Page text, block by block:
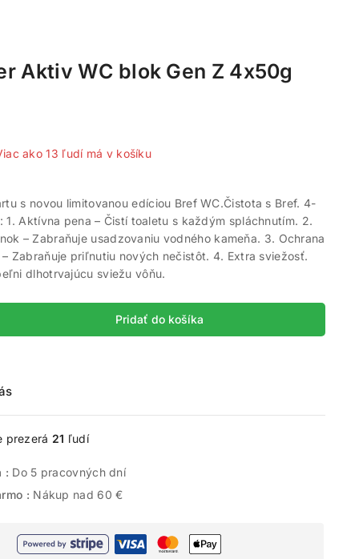
Aktiv WC blok Gen Z 4x50g
za posledných 17 hodín
ako 13 ľudí má v košíku
s novou limitovanou edíciou Bref WC.Čistota s Bref. 4-
1. Aktívna pena – Čistí toaletu s každým spláchnutím. 2.
– Zabraňuje usadzovaniu vodného kameňa. 3. Ochrana
Zabraňuje priľnutiu nových nečistôt. 4. Extra sviežosť.
dlhotrvajúcu sviežu vôňu.
Pridať do košíka
prezerá 21 ľudí
: Do 5 pracovných dní
: Nákup nad 60 €